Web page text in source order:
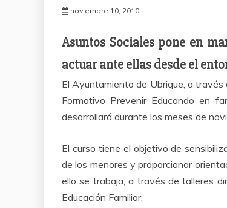
noviembre 10, 2010
Asuntos Sociales pone en
actuar ante ellas desde el
El Ayuntamiento de Ubrique, a través
Formativo Prevenir Educando en
desarrollará durante los meses de
El curso tiene el objetivo de
de los menores y proporcionar
ello se trabaja, a través de talleres
Educación Familiar.